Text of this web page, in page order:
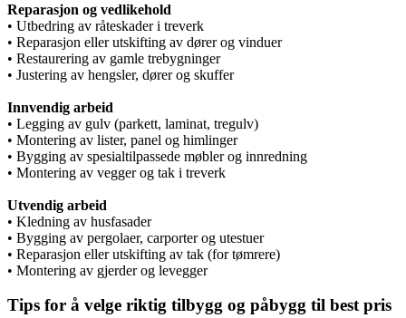
Reparasjon og vedlikehold
• Utbedring av råteskader i treverk
• Reparasjon eller utskifting av dører og vinduer
• Restaurering av gamle trebygninger
• Justering av hengsler, dører og skuffer
Innvendig arbeid
• Legging av gulv (parkett, laminat, tregulv)
• Montering av lister, panel og himlinger
• Bygging av spesialtilpassede møbler og innredning
• Montering av vegger og tak i treverk
Utvendig arbeid
• Kledning av husfasader
• Bygging av pergolaer, carporter og utestuer
• Reparasjon eller utskifting av tak (for tømrere)
• Montering av gjerder og levegger
Tips for å velge riktig tilbygg og påbygg til best pris